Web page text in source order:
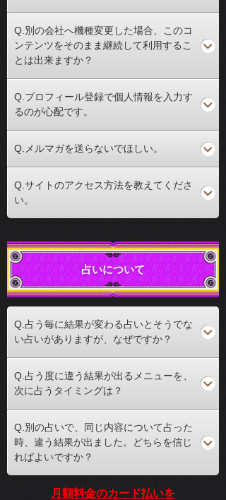
Q.別の会社へ機種変更した場合、このコ
ンテンツをそのまま継続して利用するこ
とは出来ますか？
Q.プロフィール登録で個人情報を入力す
るのが心配です。
Q.メルマガを送らないでほしい。
Q.サイトのアクセス方法を教えてくださ
い。
占いについて
Q.占う毎に結果が変わる占いとそうでな
い占いがありますが、なぜですか？
Q.占う度に違う結果が出るメニューを、
次に占うタイミングは？
Q.別の占いで、同じ内容について占った
時、違う結果が出ました。どちらを信じ
ればよいですか？
月額料金のカード払いを